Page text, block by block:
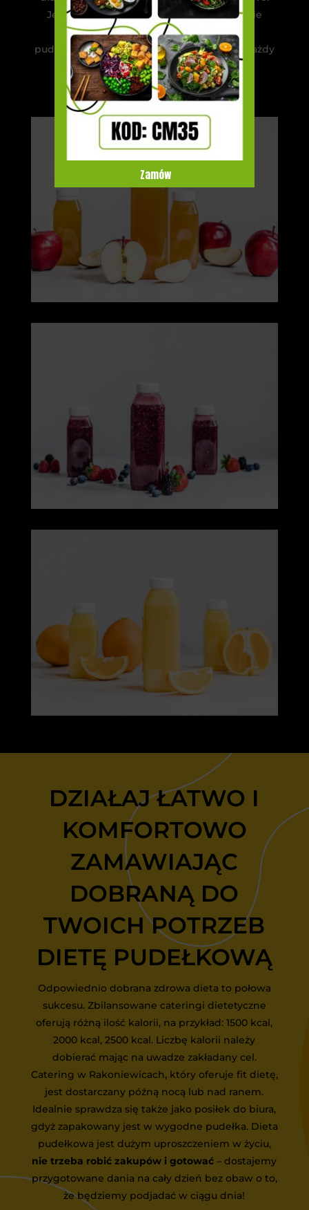
Jest to doskonały patent na zasmakowanie
nowej kuchni i różnych smaków. Diety
pudełkowe to barwne pojemniki, które w każdy
dzień wywołują radość!
DZIAŁAJ ŁATWO I
KOMFORTOWO
ZAMAWIAJĄC
DOBRANĄ DO
TWOICH POTRZEB
DIETĘ PUDEŁKOWĄ
Odpowiednio dobrana zdrowa dieta to połowa
sukcesu. Zbilansowane cateringi dietetyczne
oferują różną ilość kalorii, na przykład: 1500 kcal,
2000 kcal, 2500 kcal. Liczbę kalorii należy
dobierać mając na uwadze zakładany cel.
Catering w Rakoniewicach, który oferuje fit dietę,
jest dostarczany późną nocą lub nad ranem.
Idealnie sprawdza się także jako posiłek do biura,
gdyż zapakowany jest w wygodne pudełka. Dieta
pudełkowa jest dużym uproszczeniem w życiu,
nie trzeba robić zakupów i gotować – dostajemy
przygotowane dania na cały dzień bez obaw o to,
że będziemy podjadać w ciągu dnia!
Zamów